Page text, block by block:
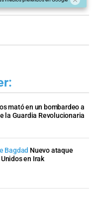
mató en un bombardeo a
la Guardia Revolucionaria
Bagdad Nuevo ataque
en Irak